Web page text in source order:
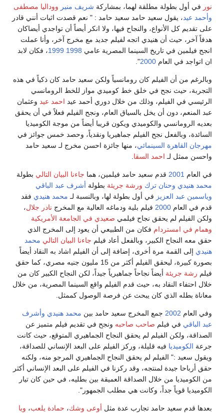
نور في أول بطولة مطلقة لهما، بمشاركة شريف منير ووداليا مصطفى
وأحمد عيد، يقول سعيد حامد سعيد حامد : " نعم قصدت اثبات أنني قادر
على تقديم كل الأنواع، والنجاح فيها، ولا انكر أيضاً أن تواجدي أيضاكان
هدفاً آخر، حيث أن هنيدي اتجه لفيلم جديد مع مخرج آخر، وأنا عملت
انجح فيلمين في تاريخ السينما المصرية عامي 1998
1999، فكان لابد
ان اتواجد في العام 2000
".
وبالرغم من أن الفيلم كان رومانسياً ولكن سعيد حامد كان ذكياً في هذه
التجربة، حيث نجح في خلق خط كوميدي مواز للخط الرومانسي
الرئيسي في الفيلم، وذلك من خلال دوري أحمد عيد احمد عيد وعثمان
عبد المنعم، دون أن يخل بالسياق العام، ونجح الفيلم فعلاً في أن يحقق
بعديه الرومانسي والكوميدي ويكون قريبا أيضاً من موجة الكوميديا
السائدة، وبالفعل نجح الفيلم جماهيريا ونقدياً، وحصد خمس جوائز في
مهرجان القاهرة السينمائي، منها جائزة احسن مخرج لـ سعيد حامد
واحسن ممثل لـ احمد السقا
في العام 2001 قدم سعيد حامد فيلمين، هما جاءنا البيان التالي بطولة
محمد هنيدي وحنان ترك ورشة جريئة بطولة أشرف عبد الباقي
وياسمين عبد العزيز في أول بطولة لها، وبالنسبة لـ محمد هنيدي فقد
قدم في العام 2000 فيلم بلية ودماغه العالية مع المخرج نادر جلال،
ولكن الفيلم لم يحقق نجاح فيلمي صعيدي في الجامعة الأمريكية
وهمام في امستردام فكان من الطبيعي أن يعود إلى المخرج الذي
حقق معه النجاح الكبير، وبالفعل أعاد فيلم جاءنا البيان التالي محمد
هنيدي إلى القمة مرة أخرى، إضافة إلى أن الفيلم اشاد به النقاد أيضاً
بصورة كبيرة، ليحقق الفيلم أكثر من 15 مليون جنيه مصري، كما حقق
فيلم رشة جريئة أيضاً نجاحاً جماهيرياً جيداً، لكن النجاح الكبير كان من
خلال احتفاء النقاد به، حيث قدم الفيلم واقع السينما المصرية، من خلال
معاناة بطله الذي كان يبحث عن فرصة الوصول كممثل.
وفي العام 2002 جمع المخرج سعيد حامد بين محمد هنيدي وأشرف
عبد الباقي في فيلم صاحب صاحبه ونجح في تقديم فيلم متميز عن
الصداقة، ولكن الفيلم لم يحقق النجاح الجماهيري المتوقع، حيث كانت
جرعة الكوميديا فيه قليلة، وركز الفيلم على البعد الإنساني للصداقة،
ويقول سعيد :" الفيلم لم يحقق النجاح الجماهيري المرجو منه، ولكنه
حقق أرباحا جيدة لمنتجه، وقد ركزنا في الفيلم على البعد الإنساني أكثر
من الكوميديا من خلال الصداقة العميقة بين بطليه، في حين كان تيار
الكوميديا قوياً جداً، وكانت هي مطلب الجمهور".
بعدها قدم سعيد حامد تجارب عدة مثل أوعى وشك، حمادة يلعب، ويا